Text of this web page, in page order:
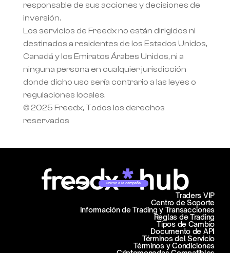
responsable de sus acciones y decisiones de
inversión.
Los servicios de Freedx no están dirigidos ni
destinados a residentes de los Estados Unidos,
Canadá y los Emiratos Árabes Unidos, ni a
ninguna persona en cualquier jurisdicción
donde dicho uso sería contrario a las leyes o
regulaciones locales.
© 2025 Freedx, Todos los derechos
reservados
Unirse a la campaña
Centro de Soporte
Información de Trading y Transacciones
Traders VIP
Reglas de Trading
Tipos de Cambio
Documento de API
Términos del Servicio
Términos y Condiciones